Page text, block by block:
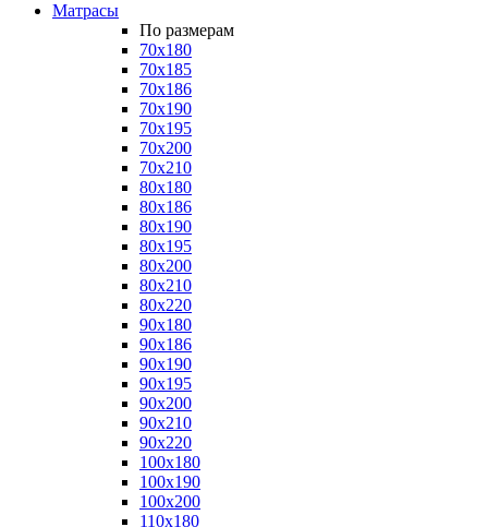
Матрасы
По размерам
70x180
70x185
70x186
70x190
70x195
70x200
70x210
80x180
80x186
80x190
80x195
80x200
80x210
80x220
90x180
90x186
90x190
90x195
90x200
90x210
90x220
100x180
100x190
100x200
110x180